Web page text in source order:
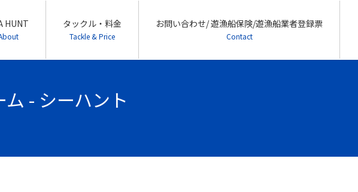
HUNT タックル・料金
Tackle & Price
お問い合わせ/ 遊漁船保険/遊漁船業者登録票
Contact
- シーハント